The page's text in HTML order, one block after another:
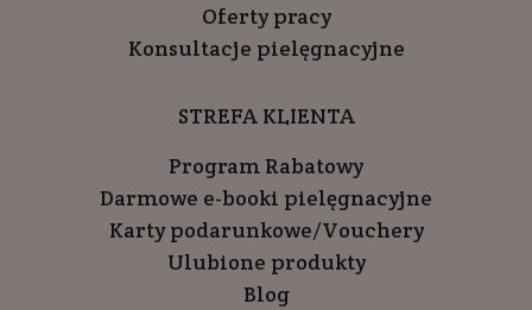
Oferty pracy
Konsultacje pielęgnacyjne
STREFA KLIENTA
Program Rabatowy
Darmowe e-booki pielęgnacyjne
Karty podarunkowe/Vouchery
Ulubione produkty
Blog